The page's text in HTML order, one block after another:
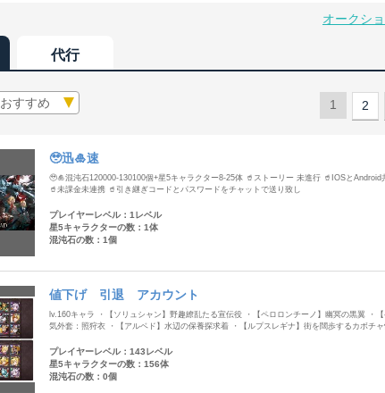
オークシ
代行
おすすめ 1 2
🥹迅🎍速
🥹🎍混沌石120000-130100個+星5キャラクター8-25体 🥤ストーリー 未進行 🥤IOSとAndroid
🥤未課金未連携 🥤引き継ぎコードとパスワードをチャットで送り致し
プレイヤーレベル：1レベル
星5キャラクターの数：1体
混沌石の数：1個
値下げ 引退 アカウント
lv.160キャラ ・【ソリュシャン】野趣繚乱たる宣伝役 ・【ペロロンチーノ】幽冥の黒翼 ・
気外套：照狩衣 ・【アルベド】水辺の保養探求着 ・【ルプスレギナ】街を闊歩するカボチ
プレイヤーレベル：143レベル
星5キャラクターの数：156体
混沌石の数：0個